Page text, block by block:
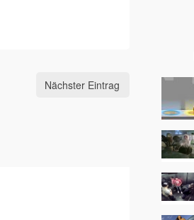
Nächster Eintrag